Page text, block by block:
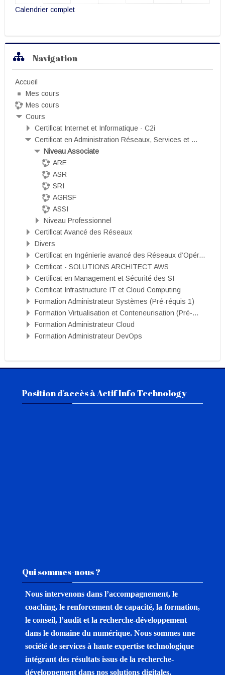
Calendrier complet
Navigation
Accueil
Mes cours
Mes cours
Cours
Certificat Internet et Informatique - C2i
Certificat en Administration Réseaux, Services et ...
Niveau Associate
ARE
ASR
SRI
AGRSF
ASSI
Niveau Professionnel
Certificat Avancé des Réseaux
Divers
Certificat en Ingénierie avancé des Réseaux d’Opér...
Certificat - SOLUTIONS ARCHITECT AWS
Certificat en Management et Sécurité des SI
Certificat Infrastructure IT et Cloud Computing
Formation Administrateur Systèmes (Pré-réquis 1)
Formation Virtualisation et Conteneurisation (Pré-...
Formation Administrateur Cloud
Formation Administrateur DevOps
Position d'accès à Actif Info Technology
Qui sommes-nous ?
Nous intervenons dans l’accompagnement, le
coaching, le renforcement de capacité, la formation,
le conseil, l’audit et la recherche-développement
dans le domaine du numérique. Nous sommes une
société de services à haute expertise technologique
intégrant des résultats issus de la recherche-
développement dans nos solutions digitales.